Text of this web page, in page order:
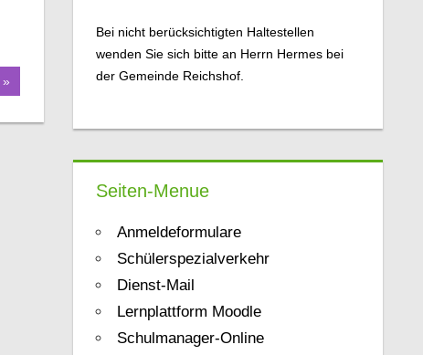
Bei nicht berücksichtigten Haltestellen
wenden Sie sich bitte an Herrn Hermes bei
der Gemeinde Reichshof.
Seiten-Menue
Anmeldeformulare
Schülerspezialverkehr
Dienst-Mail
Lernplattform Moodle
Schulmanager-Online